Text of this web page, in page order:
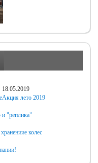
18.05.2019
Акция лето 2019
"реплика"
колес